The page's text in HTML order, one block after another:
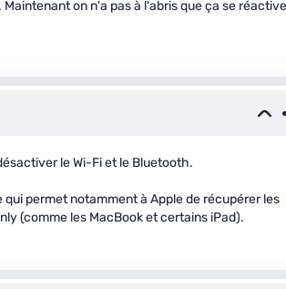
on n'a pas à l'abris que ça se réactive
le Wi-Fi et le Bluetooth.
permet notamment à Apple de récupérer les
(comme les MacBook et certains iPad).